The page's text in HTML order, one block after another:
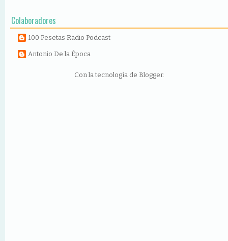
Colaboradores
100 Pesetas Radio Podcast
Antonio De la Época
Con la tecnología de Blogger.